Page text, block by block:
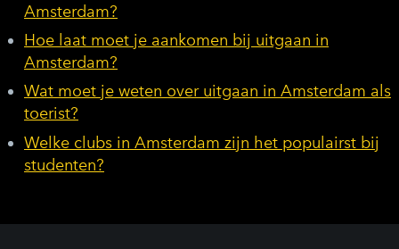
Amsterdam?
Hoe laat moet je aankomen bij uitgaan in
Amsterdam?
Wat moet je weten over uitgaan in Amsterdam als
toerist?
Welke clubs in Amsterdam zijn het populairst bij
studenten?